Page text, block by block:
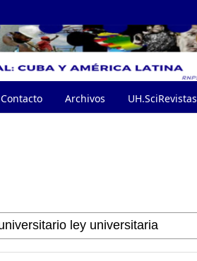
Contacto Archivos UH.SciRevistas